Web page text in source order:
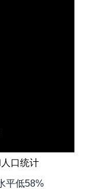
口统计
平低58%